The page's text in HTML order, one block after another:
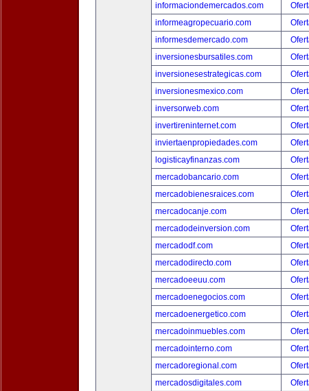
informaciondemercados.com
informeagropecuario.com
informesdemercado.com
inversionesbursatiles.com
inversionesestrategicas.com
inversionesmexico.com
inversorweb.com
invertireninternet.com
inviertaenpropiedades.com
logisticayfinanzas.com
mercadobancario.com
mercadobienesraices.com
mercadocanje.com
mercadodeinversion.com
mercadodf.com
mercadodirecto.com
mercadoeeuu.com
mercadoenegocios.com
mercadoenergetico.com
mercadoinmuebles.com
mercadointerno.com
mercadoregional.com
mercadosdigitales.com